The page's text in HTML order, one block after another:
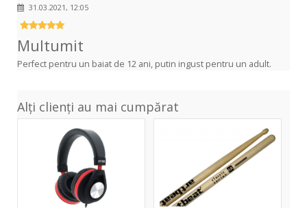
31.03.2021, 12:05
Multumit
Perfect pentru un baiat de 12 ani, putin ingust pentru un adult.
Alți clienți au mai cumpărat